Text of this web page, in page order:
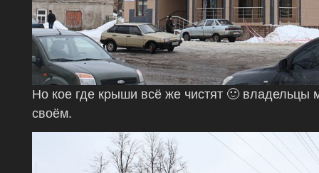
Но кое где крыши всё же чистят 🙂 владельцы
своём.